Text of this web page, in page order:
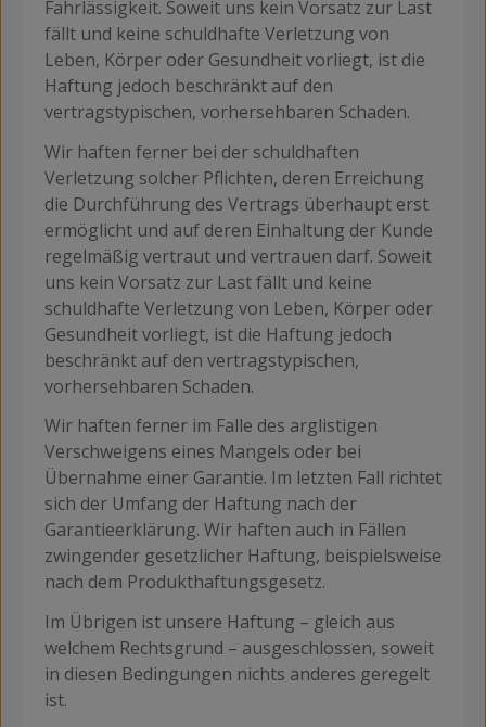
Fahrlässigkeit. Soweit uns kein Vorsatz zur Last
fällt und keine schuldhafte Verletzung von
Leben, Körper oder Gesundheit vorliegt, ist die
Haftung jedoch beschränkt auf den
vertragstypischen, vorhersehbaren Schaden.
Wir haften ferner bei der schuldhaften
Verletzung solcher Pflichten, deren Erreichung
die Durchführung des Vertrags überhaupt erst
ermöglicht und auf deren Einhaltung der Kunde
regelmäßig vertraut und vertrauen darf. Soweit
uns kein Vorsatz zur Last fällt und keine
schuldhafte Verletzung von Leben, Körper oder
Gesundheit vorliegt, ist die Haftung jedoch
beschränkt auf den vertragstypischen,
vorhersehbaren Schaden.
Wir haften ferner im Falle des arglistigen
Verschweigens eines Mangels oder bei
Übernahme einer Garantie. Im letzten Fall richtet
sich der Umfang der Haftung nach der
Garantieerklärung. Wir haften auch in Fällen
zwingender gesetzlicher Haftung, beispielsweise
nach dem Produkthaftungsgesetz.
Im Übrigen ist unsere Haftung – gleich aus
welchem Rechtsgrund – ausgeschlossen, soweit
in diesen Bedingungen nichts anderes geregelt
ist.